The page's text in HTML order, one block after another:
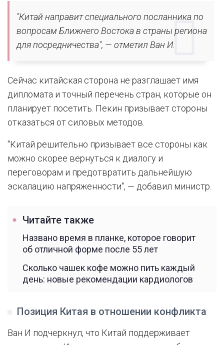
"Китай направит специального посланника по
вопросам Ближнего Востока в страны региона
для посредничества", — отметил Ван И.
Сейчас китайская сторона не разглашает имя
дипломата и точный перечень стран, которые он
планирует посетить. Пекин призывает стороны
отказаться от силовых методов.
"Китай решительно призывает все стороны как
можно скорее вернуться к диалогу и
переговорам и предотвратить дальнейшую
эскалацию напряженности", — добавил министр.
Читайте также
Названо время в планке, которое говорит
об отличной форме после 55 лет
Сколько чашек кофе можно пить каждый
день: новые рекомендации кардиологов
Позиция Китая в отношении конфликта
Ван И подчеркнул, что Китай поддерживает